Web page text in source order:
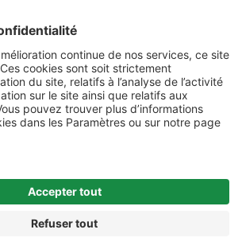
À propos de MedflixS®
Aide
Contact
Mentions légales
© Cherry For LifeScience 2026